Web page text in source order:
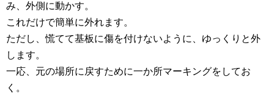
み、外側に動かす。
これだけで簡単に外れます。
ただし、慌てて基板に傷を付けないように、ゆっくりと外
します。
一応、元の場所に戻すために一か所マーキングをしてお
く。